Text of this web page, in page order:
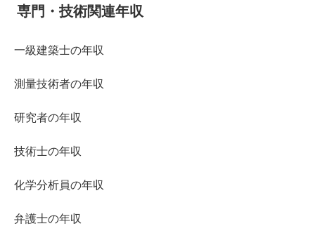
専門・技術関連年収
一級建築士の年収
測量技術者の年収
研究者の年収
技術士の年収
化学分析員の年収
弁護士の年収